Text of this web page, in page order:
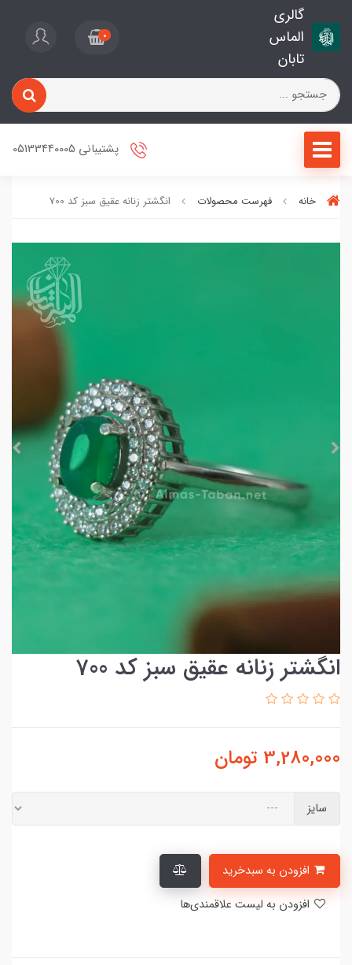
گالری
الماس
تابان
0
پشتیبانی 05133440005
خانه فهرست محصولات انگشتر زنانه عقیق سبز کد 700
انگشتر زنانه عقیق سبز کد 700
3,280,000 تومان
سایز